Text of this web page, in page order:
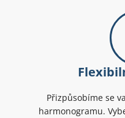
Přizpůsobíme se
harmonogramu.